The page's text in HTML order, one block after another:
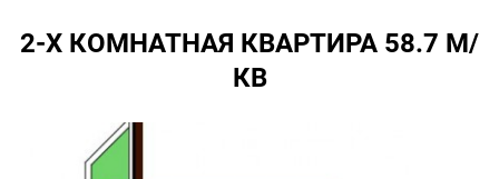
2-Х КОМНАТНАЯ КВАРТИРА 58.7 М/
КВ